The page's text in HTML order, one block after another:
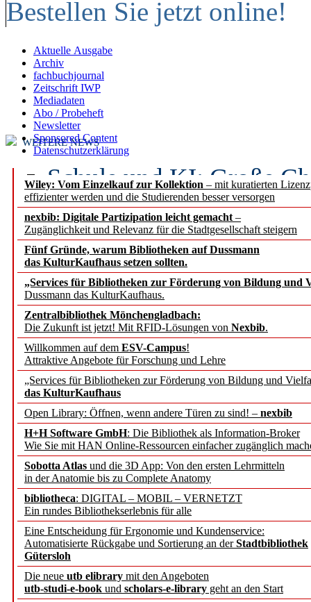
Bestellen Sie jetzt online!
Aktuelle Ausgabe
Archiv
fachbuchjournal
Zeitschrift IWP
Mediadaten
Abo / Probeheft
Newsletter
Sponsored Content
Datenschutzerklärung
Wiley: Vom Einzelkauf zur Kollektion – mit kuratierten
effizienter werden und die Studierenden besser versorgen
nexbib: Digitale Partizipation leicht gemacht –
Zugänglichkeit und Relevanz für die Stadtgesellschaft steigern
Fünf Gründe, warum Bibliotheken auf Dussmann
das KulturKaufhaus setzen sollten.
„Services für Bibliotheken zur Förderung von Bildung und
Dussmann das KulturKaufhaus.
Zentralbibliothek Mönchengladbach:
Die Zukunft ist jetzt! Mit RFID-Lösungen von Nexbib.
Willkommen auf dem ESV-Campus!
Attraktive Angebote für Forschung und Lehre
„Services für Bibliotheken zur Förderung von Bildung und
das KulturKaufhaus
Open Library: Öffnen, wenn andere Türen zu sind! – nexbib
H+H Software GmbH: Die Bibliothek als Information-Broker
Wie Sie mit HAN Online-Ressourcen einfacher zugänglich
Sobotta Atlas und die 3D App: Von den ersten Lehrmitteln
in der Anatomie bis zu Complete Anatomy
bibliotheca: DIGITAL – MOBIL – VERNETZT
Ein rundes Bibliothekserlebnis für alle
Eine Entscheidung für Ergonomie und Kundenservice:
Automatisierte Rückgabe und Sortierung an derStadtbibliothek
Gütersloh
Die neue utb elibrary mit den Angeboten
utb-studi-e-book und scholars-e-library geht an den Start
WEITERE NEWS
Schule und KI: Große
Voraussetzungen
Erfolgreiches erstes
Segment Research –
angepasst
konstruktiv!
Mohr Siebeck
und die Zeitschrift für
Francke Attempto
EBSCO Information
Recherchefunktionen in
Sorbisches Institut neu
Geschichte und